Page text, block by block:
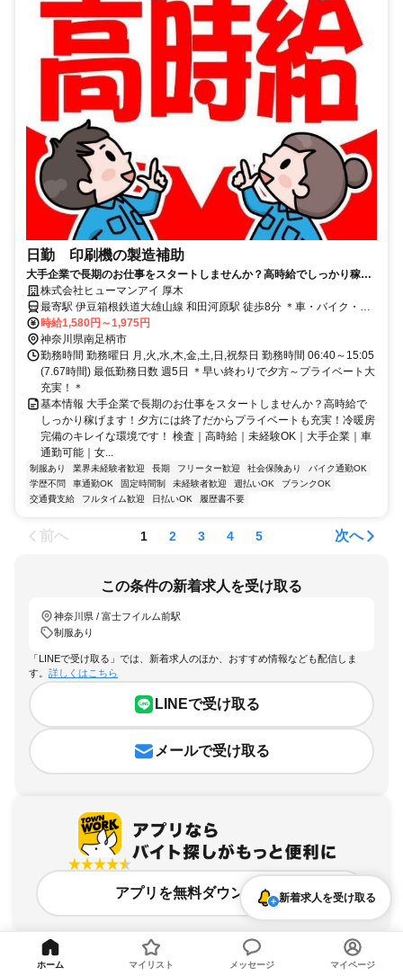
日勤 印刷機の製造補助
大手企業で長期のお仕事をスタートしませんか？高時給でしっかり稼げ
ます！夕方には終了だからプライベートも充実！冷暖房完備のキレイな
環境です！
株式会社ヒューマンアイ 厚木
最寄駅 伊豆箱根鉄道大雄山線 和田河原駅 徒歩8分 ＊車・バイク・自
転車通勤大歓迎！
時給1,580円～1,975円
神奈川県南足柄市
勤務時間 勤務曜日 月,火,水,木,金,土,日,祝祭日 勤務時間 06:40～15:05
(7.67時間) 最低勤務日数 週5日 ＊早い終わりで夕方～プライベート大
充実！＊
基本情報 大手企業で長期のお仕事をスタートしませんか？高時給で
しっかり稼げます！夕方には終了だからプライベートも充実！冷暖房
完備のキレイな環境です！ 検査｜高時給｜未経験OK｜大手企業｜車
通勤可能｜女...
制服あり 業界未経験者歓迎 長期 フリーター歓迎 社会保険あり
バイク通勤OK
学歴不問
車通勤OK 固定時間制 未経験者歓迎 週払いOK
ブランクOK
交通費支給
フルタイム歓迎 日払いOK 履歴書不要
前へ 1 2 3 4 5 次へ
この条件の新着求人を受け取る
神奈川県 / 富士フイルム前駅
制服あり
「LINEで受け取る」では、新着求人のほか、おすすめ情報なども配信しま
す。 詳しくはこちら
LINEで受け取る
メールで受け取る
アプリを無料ダウンロード新着求人を受け取る
ホーム マイリスト メッセージ マイページ